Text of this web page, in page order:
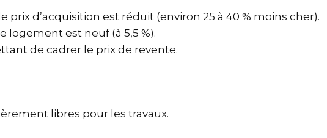
prix d’acquisition est réduit (environ 25 à 40 % moins cher).
logement est neuf (à 5,5 %).
de cadrer le prix de revente.
libres pour les travaux.